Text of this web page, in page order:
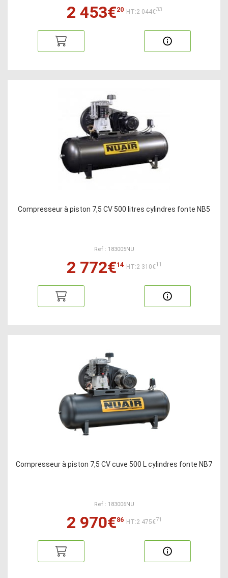
2 453€20 HT:2 044€33
Compresseur à piston 7,5 CV 500 litres cylindres fonte NB5
Ref : 183005NU
2 772€14 HT:2 310€11
Compresseur à piston 7,5 CV cuve 500 L cylindres fonte NB7
Ref : 183006NU
2 970€86 HT:2 475€71